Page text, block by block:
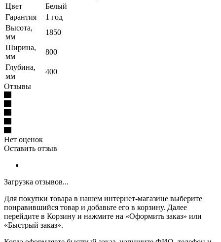
Цвет
Белый
Гарантия
1 год
Высота,
мм
1850
Ширина,
мм
800
Глубина,
мм
400
Отзывы
Нет оценок
Оставить отзыв
Загрузка отзывов...
Для покупки товара в нашем интернет-магазине выберите
понравившийся товар и добавьте его в корзину. Далее
перейдите в Корзину и нажмите на «Оформить заказ» или
«Быстрый заказ».